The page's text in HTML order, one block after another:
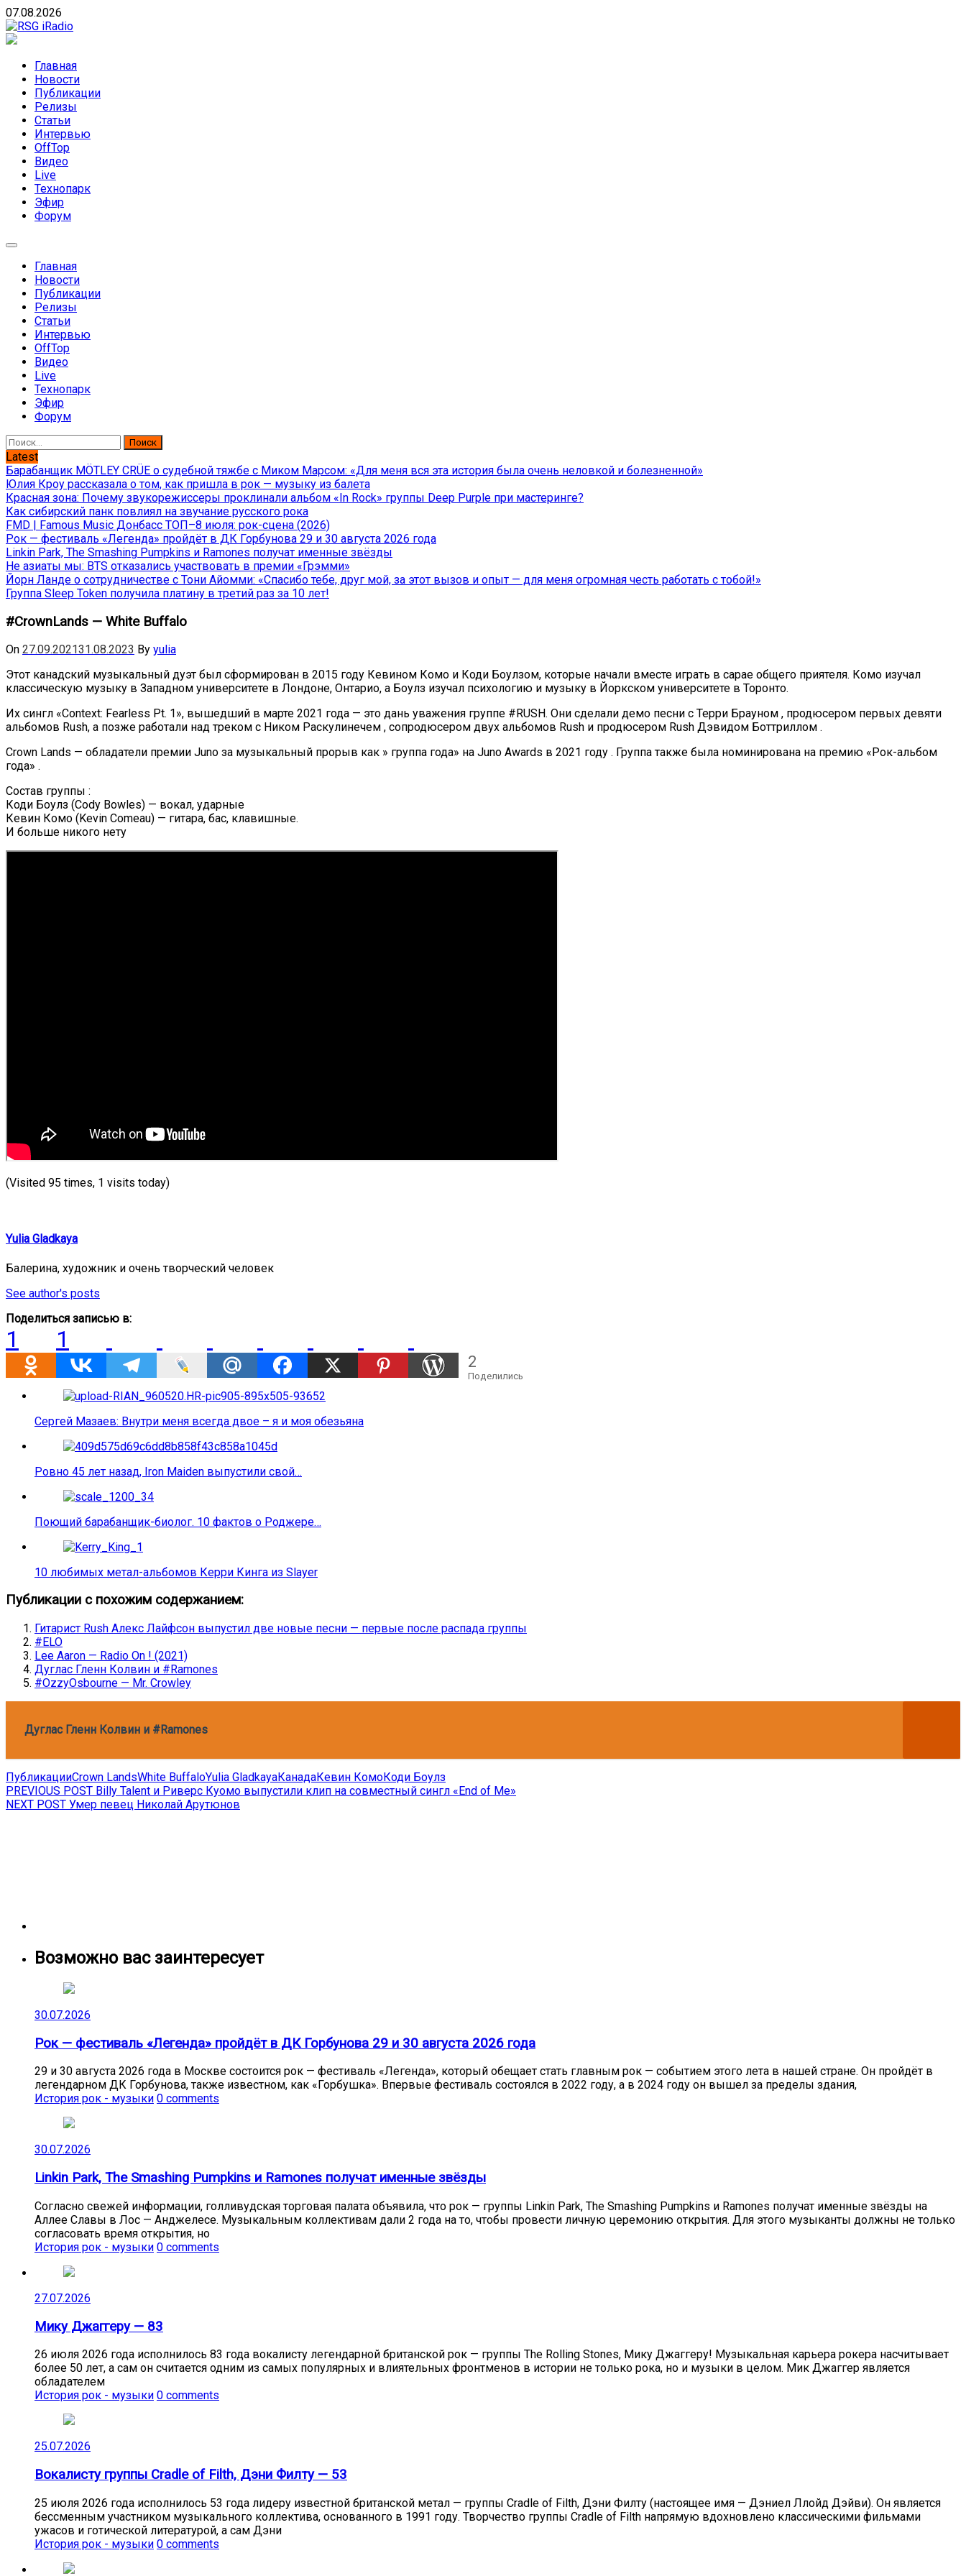
Skip
to
content
07.08.2026
Главная
Новости
Публикации
Релизы
Статьи
Интервью
OffTop
Видео
Live
Технопарк
Эфир
Форум
Главная
Новости
Публикации
Релизы
Статьи
Интервью
OffTop
Видео
Live
Технопарк
Эфир
Форум
Найти:
Latest
Барабанщик MÖTLEY CRÜE о судебной тяжбе с Миком Марсом: «Для меня вся эта история была очень неловкой и болезненной»
Юлия Кроу рассказала о том, как пришла в рок — музыку из балета
Красная зона: Почему звукорежиссеры проклинали альбом «In Rock» группы Deep Purple при мастеринге?
Как сибирский панк повлиял на звучание русского рока
FMD | Famous Music Донбасс ТОП–8 июля: рок-сцена (2026)
Рок — фестиваль «Легенда» пройдёт в ДК Горбунова 29 и 30 августа 2026 года
Linkin Park, The Smashing Pumpkins и Ramones получат именные звёзды
Не азиаты мы: BTS отказались участвовать в премии «Грэмми»
Йорн Ланде о сотрудничестве с Тони Айомми: «Спасибо тебе, друг мой, за этот вызов и опыт — для меня огромная честь работать с тобой!»
Группа Sleep Token получила платину в третий раз за 10 лет!
#CrownLands — White Buffalo
On 27.09.202131.08.2023 By yulia
Этот канадский музыкальный дуэт был сформирован в 2015 году Кевином Комо и Коди Боулзом, которые начали вместе играть в сарае общего приятеля. Комо изучал
классическую музыку в Западном университете в Лондоне, Онтарио, а Боулз изучал психологию и музыку в Йоркском университете в Торонто.
Их сингл «Context: Fearless Pt. 1», вышедший в марте 2021 года — это дань уважения группе #RUSH. Они сделали демо песни с Терри Брауном , продюсером первых девяти
альбомов Rush, а позже работали над треком с Ником Раскулинечем , сопродюсером двух альбомов Rush и продюсером Rush Дэвидом Боттриллом .
Crown Lands — обладатели премии Juno за музыкальный прорыв как » группа года» на Juno Awards в 2021 году . Группа также была номинирована на премию «Рок-альбом
года» .
Состав группы :
Коди Боулз (Cody Bowles) — вокал, ударные
Кевин Комо (Kevin Comeau) — гитара, бас, клавишные.
И больше никого нету
(Visited 95 times, 1 visits today)
Yulia Gladkaya
Балерина, художник и очень творческий человек
See author's posts
Поделиться записью в:
1 1
2
Поделились
Сергей Мазаев: Внутри меня всегда двое – я и моя обезьяна
Ровно 45 лет назад, Iron Maiden выпустили свой…
Поющий барабанщик-биолог. 10 фактов о Роджере…
10 любимых метал-альбомов Керри Кинга из Slayer
Публикации с похожим содержанием:
Гитарист Rush Алекс Лайфсон выпустил две новые песни — первые после распада группы
#ELO
Lee Aaron — Radio On ! (2021)
Дуглас Гленн Колвин и #Ramones
#OzzyOsbourne — Mr. Crowley
Дуглас Гленн Колвин и #Ramones
ПубликацииCrown LandsWhite BuffaloYulia GladkayaКанадаКевин КомоКоди Боулз
Навигация
по
PREVIOUS POST Previous
post:
Billy Talent и Риверс Куомо выпустили клип на совместный сингл «End of Me»
NEXT POST Next
Умер певец Николай Арутюнов
Возможно вас заинтересует
30.07.2026
Рок — фестиваль «Легенда» пройдёт в ДК Горбунова 29 и 30 августа 2026 года
29 и 30 августа 2026 года в Москве состоится рок — фестиваль «Легенда», который обещает стать главным рок — событием этого лета в нашей стране. Он пройдёт в
легендарном ДК Горбунова, также известном, как «Горбушка». Впервые фестиваль состоялся в 2022 году, а в 2024 году он вышел за пределы здания,
История рок - музыки 0 comments
30.07.2026
Linkin Park, The Smashing Pumpkins и Ramones получат именные звёзды
Согласно свежей информации, голливудская торговая палата объявила, что рок — группы Linkin Park, The Smashing Pumpkins и Ramones получат именные звёзды на
Аллее Славы в Лос — Анджелесе. Музыкальным коллективам дали 2 года на то, чтобы провести личную церемонию открытия. Для этого музыканты должны не только
согласовать время открытия, но
История рок - музыки 0 comments
27.07.2026
Мику Джаггеру — 83
26 июля 2026 года исполнилось 83 года вокалисту легендарной британской рок — группы The Rolling Stones, Мику Джаггеру! Музыкальная карьера рокера насчитывает
более 50 лет, а сам он считается одним из самых популярных и влиятельных фронтменов в истории не только рока, но и музыки в целом. Мик Джаггер является
обладателем
История рок - музыки 0 comments
25.07.2026
Вокалисту группы Cradle of Filth, Дэни Филту — 53
25 июля 2026 года исполнилось 53 года лидеру известной британской метал — группы Cradle of Filth, Дэни Филту (настоящее имя — Дэниел Ллойд Дэйви). Он является
бессменным участником музыкального коллектива, основанного в 1991 году. Творчество группы Cradle of Filth напрямую вдохновлено классическими фильмами
ужасов и готической литературой, а сам Дэни
История рок - музыки 0 comments